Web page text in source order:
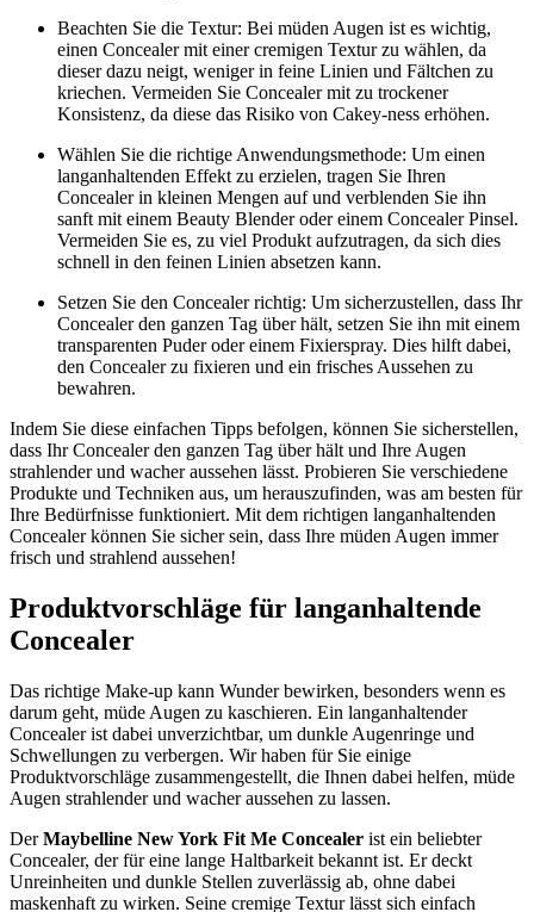
Beachten Sie die Textur: Bei müden Augen ist es wichtig,
einen Concealer mit einer cremigen Textur zu wählen, da
dieser dazu neigt, weniger in feine Linien und Fältchen zu
kriechen. Vermeiden Sie Concealer mit zu trockener
Konsistenz, da diese das Risiko von Cakey-ness erhöhen.
Wählen Sie die richtige Anwendungsmethode: Um einen
langanhaltenden Effekt zu erzielen, tragen Sie Ihren
Concealer in kleinen Mengen auf und verblenden Sie ihn
sanft mit einem Beauty Blender oder einem Concealer Pinsel.
Vermeiden Sie es, zu viel Produkt aufzutragen, da sich dies
schnell in den feinen Linien absetzen kann.
Setzen Sie den Concealer richtig: Um sicherzustellen, dass Ihr
Concealer den ganzen Tag über hält, setzen Sie ihn mit einem
transparenten Puder oder einem Fixierspray. Dies hilft dabei,
den Concealer zu fixieren und ein frisches Aussehen zu
bewahren.
Indem Sie diese einfachen Tipps befolgen, können Sie sicherstellen,
dass Ihr Concealer den ganzen Tag über hält und Ihre Augen
strahlender und wacher aussehen lässt. Probieren Sie verschiedene
Produkte und Techniken aus, um herauszufinden, was am besten für
Ihre Bedürfnisse funktioniert. Mit dem richtigen langanhaltenden
Concealer können Sie sicher sein, dass Ihre müden Augen immer
frisch und strahlend aussehen!
Produktvorschläge für langanhaltende
Concealer
Das richtige Make-up kann Wunder bewirken, besonders wenn es
darum geht, müde Augen zu kaschieren. Ein langanhaltender
Concealer ist dabei unverzichtbar, um dunkle Augenringe und
Schwellungen zu verbergen. Wir haben für Sie einige
Produktvorschläge zusammengestellt, die Ihnen dabei helfen, müde
Augen strahlender und wacher aussehen zu lassen.
DerMaybelline New York Fit Me Concealer ist ein beliebter
Concealer, der für eine lange Haltbarkeit bekannt ist. Er deckt
Unreinheiten und dunkle Stellen zuverlässig ab, ohne dabei
maskenhaft zu wirken. Seine cremige Textur lässt sich einfach